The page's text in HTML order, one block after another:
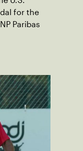
for the
Paribas